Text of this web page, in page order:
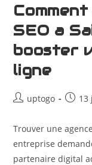
SEO a
booster
ligne
uptogo 13
Trouver une
entreprise
partenaire digital